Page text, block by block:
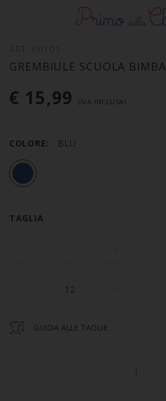
GREMBIULE SCUOLA BIMBA
€ 15,99 (IVA INCLUSA)
COLORE: BLU
TAGLIA
12
GUIDA ALLE TAGLIE
1